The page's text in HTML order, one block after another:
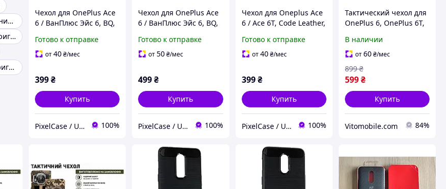
Oneplus 6t чехол книжка
Чехол oneplus 8t оригинал
Oneplus 6 чехол оригинальный
Чехол для OnePlus Ace
6 / ВанПлюс Эйс 6, BQ,
прозрачный, черный
Готово к отправке
от40₴/мес
399₴
Купить
PixelCase / UnLockService 100%
Чехол для OnePlus Ace
6 / ВанПлюс Эйс 6, BQ,
противоударный,
полупрозрачный,
Готово к отправке
от50₴/мес
499₴
Купить
PixelCase / UnLockService 100%
Чехол для Oneplus Ace
6 / Ace 6T, Code Leather,
противоударный,
синий
Готово к отправке
от40 ₴/мес
399 ₴
Купить
PixelCase / UnLockService 100%
Тактический чехол для
OnePlus 6, OnePlus 6T,
снаряжению на
липучке
В наличии
от60₴/мес
599₴
899 ₴
Купить
Vitomobile.com 84%